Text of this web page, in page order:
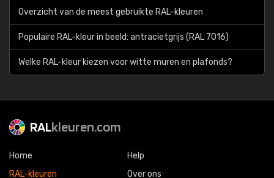
Overzicht van de meest gebruikte RAL-kleuren
Populaire RAL-kleur in beeld: antracietgrijs (RAL 7016)
Welke RAL-kleur kiezen voor witte muren en plafonds?
RALkleuren.com
Home
RAL-kleuren
Help
Over ons